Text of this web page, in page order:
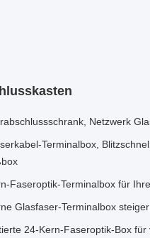
Netzwerk
Terminalbox,
Faseroptik-Terminalbox für
Glasfaser-Terminalbox
24-Kern-Faseroptik-Box